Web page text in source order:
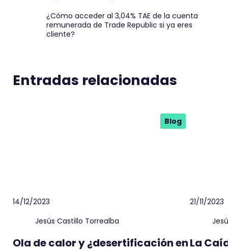
¿Cómo acceder al 3,04% TAE de la cuenta
remunerada de Trade Republic si ya eres
cliente?
Entradas relacionadas
Blog
14/12/2023
Jesús Castillo Torrealba
Ola de calor y ¿desertificación en
21/11/2023
La